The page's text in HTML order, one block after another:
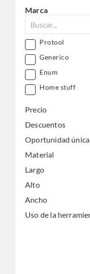
Marca
Protool
Generico
Enum
Home stuff
Precio
Descuentos
Oportunidad única
Material
Largo
Alto
Ancho
Uso de la